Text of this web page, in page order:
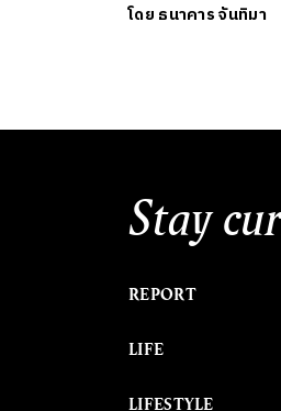
โดย ธนาคาร จันทิมา
Stay
REPORT
LIFE
LIFESTYLE